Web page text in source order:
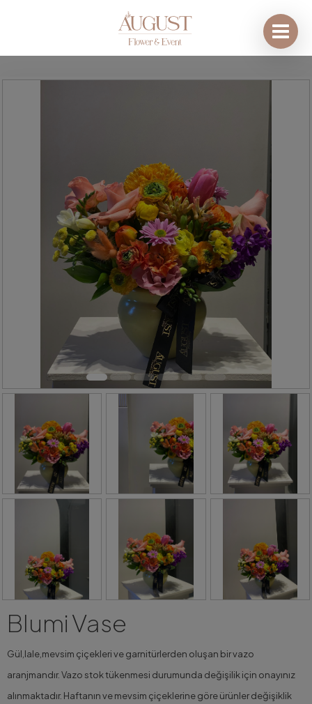
Blumi Vase
Gül,lale,mevsim çiçekleri ve garnitürlerden oluşan bir vazo
aranjmandır. Vazo stok tükenmesi durumunda değişilik için onayınız
alınmaktadır. Haftanın ve mevsim çiçeklerine göre ürünler değişiklik